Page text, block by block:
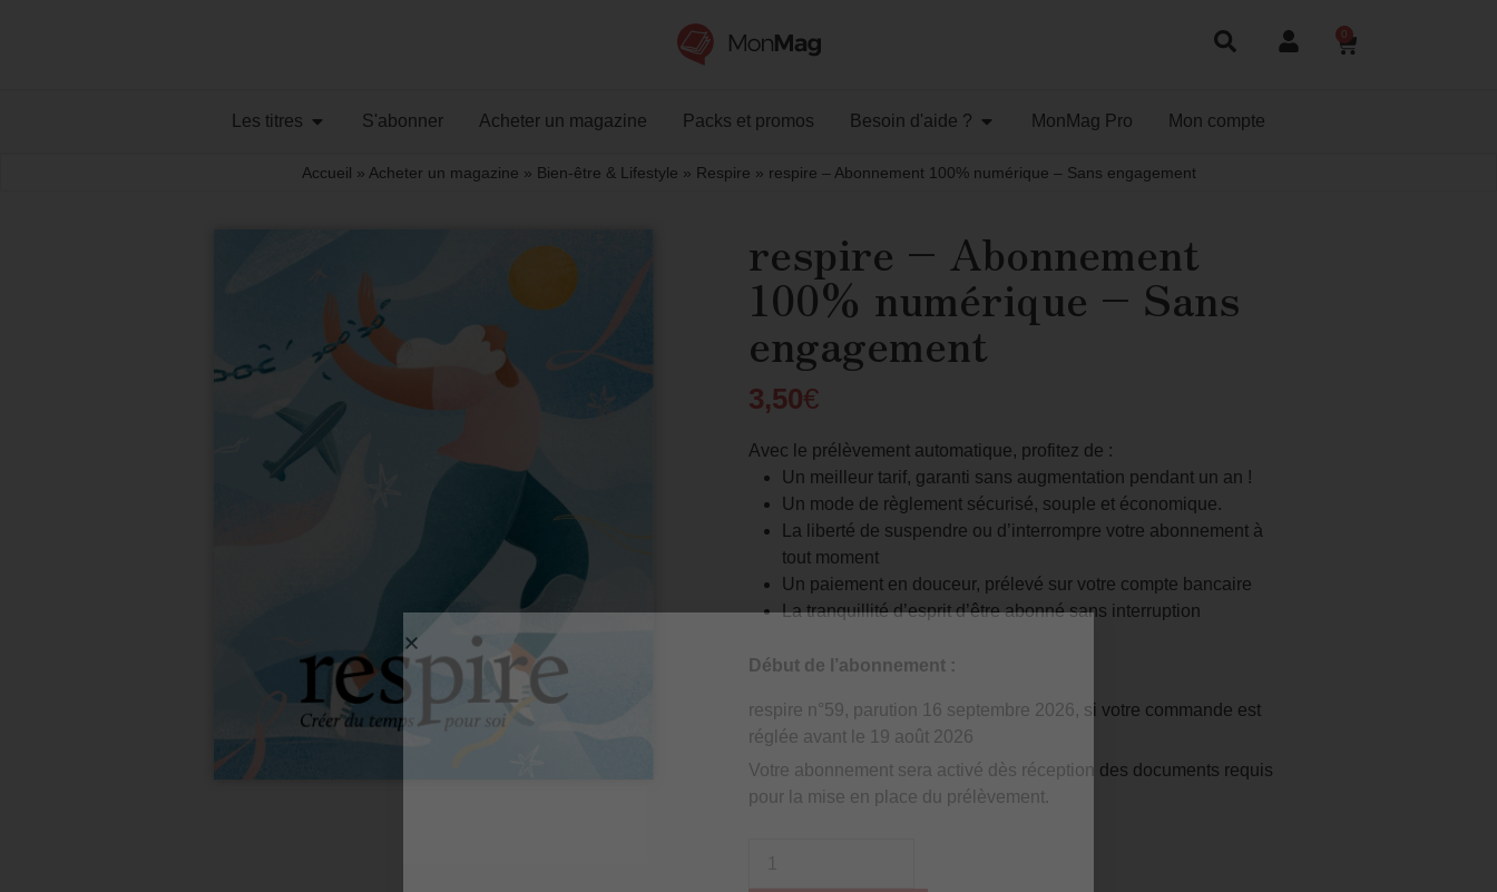
0
Les titres S'abonner Acheter un magazine Packs et promos Besoin d'aide ? MonMag Pro Mon compte
Accueil » Acheter un magazine » Bien-être & Lifestyle » Respire » respire – Abonnement 100% numérique – Sans engagement
respire – Abonnement
100% numérique – Sans
engagement
3,50€
Avec le prélèvement automatique, profitez de :
Un meilleur tarif, garanti sans augmentation pendant un an !
Un mode de règlement sécurisé, souple et économique.
La liberté de suspendre ou d’interrompre votre abonnement à
tout moment
Un paiement en douceur, prélevé sur votre compte bancaire
La tranquillité d’esprit d’être abonné sans interruption
Début de l’abonnement :
respire n°59, parution 16 septembre 2026, si votre commande est
réglée avant le 19 août 2026
Votre abonnement sera activé dès réception des documents requis
pour la mise en place du prélèvement.